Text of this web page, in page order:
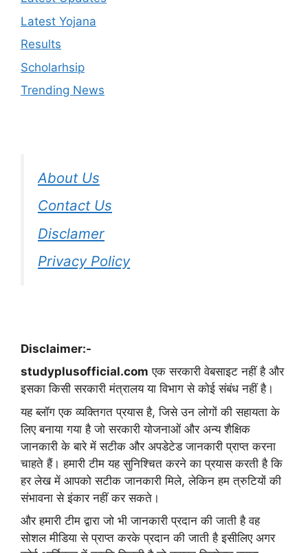
Latest Yojana
Results
Scholarhsip
Trending News
About Us
Contact Us
Disclamer
Privacy Policy
Disclaimer:-
studyplusofficial.com एक सरकारी वेबसाइट नहीं है और
इसका किसी सरकारी मंत्रालय या विभाग से कोई संबंध नहीं है।
यह ब्लॉग एक व्यक्तिगत प्रयास है, जिसे उन लोगों की सहायता के
लिए बनाया गया है जो सरकारी योजनाओं और अन्य शैक्षिक
जानकारी के बारे में सटीक और अपडेटेड जानकारी प्राप्त करना
चाहते हैं। हमारी टीम यह सुनिश्चित करने का प्रयास करती है कि
हर लेख में आपको सटीक जानकारी मिले, लेकिन हम त्रुटियों की
संभावना से इंकार नहीं कर सकते।
और हमारी टीम द्वारा जो भी जानकारी प्रदान की जाती है वह
सोशल मीडिया से प्राप्त करके प्रदान की जाती है इसीलिए अगर